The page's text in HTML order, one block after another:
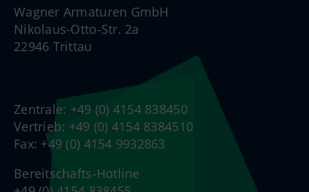
Wagner Armaturen GmbH
Nikolaus-Otto-Str. 2a
22946 Trittau
Zentrale: +49 (0) 4154 838450
Vertrieb: +49 (0) 4154 8384510
Fax: +49 (0) 4154 9932863
Bereitschafts-Hotline